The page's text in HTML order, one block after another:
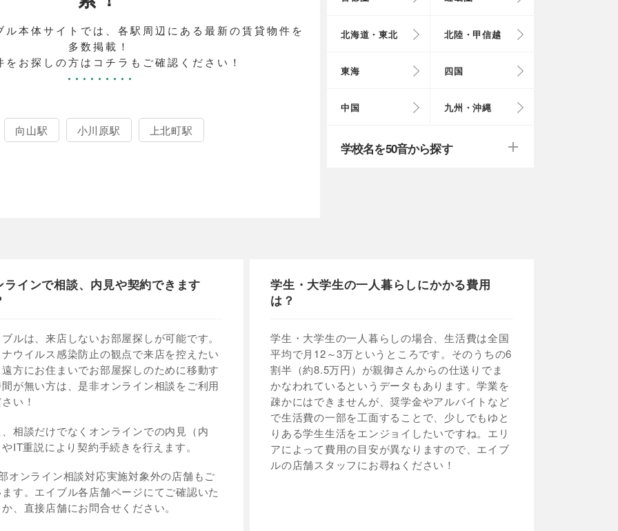
ル本体サイトでは、各駅周辺にある最新の賃貸物件を
多数掲載！
をお探しの方はコチラもご確認ください！
向山駅 小川原駅 上北町駅
北海道・東北 北陸・甲信越
東海 四国
中国 九州・沖縄
学校名を50音から探す
ラインで相談、内見や契約できます
ルは、来店しないお部屋探しが可能です。
ウイルス感染防止の観点で来店を控えたい
方にお住まいでお部屋探しのために移動す
が無い方は、是非オンライン相談をご利用
い！
相談だけでなくオンラインでの内見（内
IT重説により契約手続きを行えます。
オンライン相談対応実施対象外の店舗もご
す。エイブル各店舗ページにてご確認いた
、直接店舗にお問合せください。
学生・大学生の一人暮らしにかかる費用
は？
学生・大学生の一人暮らしの場合、生活費は全国
平均で月12～3万というところです。そのうちの6
割半（約8.5万円）が親御さんからの仕送りでま
かなわれているというデータもあります。学業を
疎かにはできませんが、奨学金やアルバイトなど
で生活費の一部を工面することで、少しでもゆと
りある学生生活をエンジョイしたいですね。エリ
アによって費用の目安が異なりますので、エイブ
ルの店舗スタッフにお尋ねください！